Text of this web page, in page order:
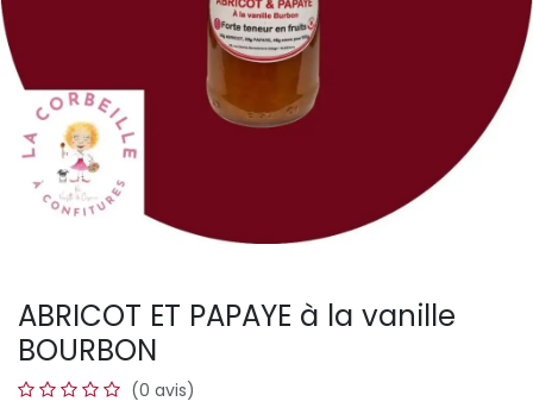
ABRICOT ET PAPAYE à la vanille
BOURBON
(0 avis)